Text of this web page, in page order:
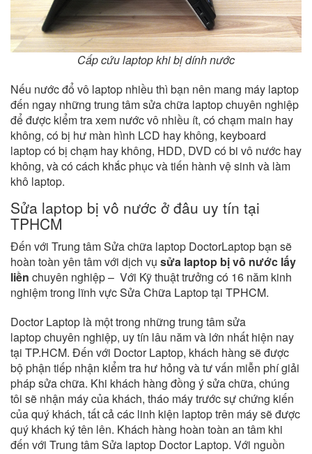
Cấp cứu laptop khi bị dính nước
Nếu nước đổ vô laptop nhiều thì bạn nên mang máy laptop
đến ngay những trung tâm sửa chữa laptop chuyên nghiệp
để được kiểm tra xem nước vô nhiều ít, có chạm main hay
không, có bị hư màn hình LCD hay không, keyboard
laptop có bị chạm hay không, HDD, DVD có bi vô nước hay
không, và có cách khắc phục và tiến hành vệ sinh và làm
khô laptop.
Sửa laptop bị vô nước ở đâu uy tín tại
TPHCM
Đến với Trung tâm Sửa chữa laptop DoctorLaptop bạn sẽ
hoàn toàn yên tâm với dịch vụ sửa laptop bị vô nước lấy
liền chuyên nghiệp – Với Kỹ thuật trưởng có 16 năm kinh
nghiệm trong lĩnh vực Sửa Chữa Laptop tại TPHCM.
Doctor Laptop là một trong những trung tâmsửa
laptop chuyên nghiệp, uy tín lâu năm và lớn nhất hiện nay
tại TP.HCM. Đến với Doctor Laptop, khách hàng sẽ được
bộ phận tiếp nhận kiểm tra hư hỏng và tư vấn miễn phí giải
pháp sửa chữa. Khi khách hàng đồng ý sửa chữa, chúng
tôi sẽ nhận máy của khách, tháo máy trước sự chứng kiến
của quý khách, tất cả các linh kiện laptop trên máy sẽ được
quý khách ký tên lên. Khách hàng hoàn toàn an tâm khi
đến với Trung tâm Sửa laptop Doctor Laptop. Với nguồn